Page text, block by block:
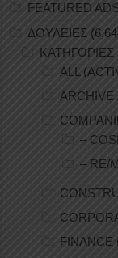
FEATURED ADS
ΔΟΥΛΕΙΕΣ
ΚΑΤΗΓΟΡΙΕΣ
ALL
–
– RE/
FINANCE